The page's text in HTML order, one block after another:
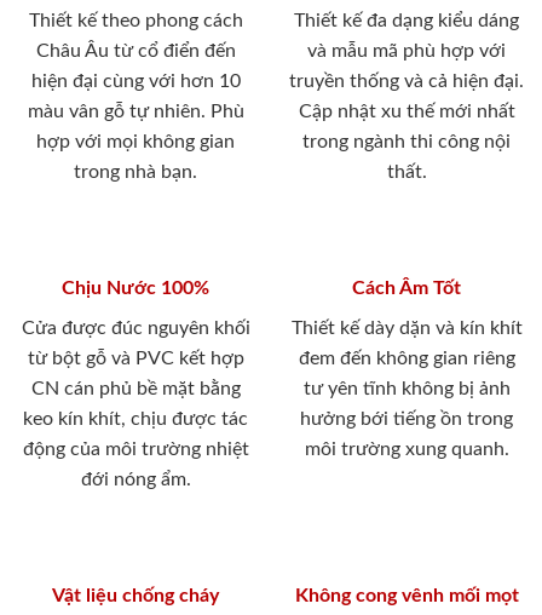
Thiết kế theo phong cách
Châu Âu từ cổ điển đến
hiện đại cùng với hơn 10
màu vân gỗ tự nhiên. Phù
hợp với mọi không gian
trong nhà bạn.
Thiết kế đa dạng kiểu dáng
và mẫu mã phù hợp với
truyền thống và cả hiện đại.
Cập nhật xu thế mới nhất
trong ngành thi công nội
thất.
Chịu Nước 100%
Cửa được đúc nguyên khối
từ bột gỗ và PVC kết hợp
CN cán phủ bề mặt bằng
keo kín khít, chịu được tác
động của môi trường nhiệt
đới nóng ẩm.
Cách Âm Tốt
Thiết kế dày dặn và kín khít
đem đến không gian riêng
tư yên tĩnh không bị ảnh
hưởng bới tiếng ồn trong
môi trường xung quanh.
Vật liệu chống cháy Không cong vênh mối mọt